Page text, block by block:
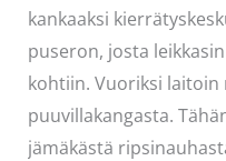
kankaaksi
puseron, josta
kohtiin. Vuoriksi laitoin
puuvillakangasta.
jämäkästä